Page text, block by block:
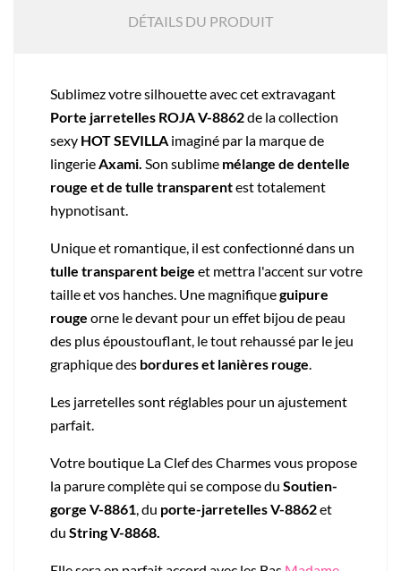
DÉTAILS DU PRODUIT
Sublimez votre silhouette avec cet extravagant
Porte jarretelles ROJA V-8862de la collection
sexy HOT SEVILLA imaginé par la marque de
lingerieAxami. Son sublime mélange de dentelle
rouge et de tulle transparentest totalement
hypnotisant.
Unique et romantique, il est confectionné dans un
tulle transparent beige et mettra l'accent sur votre
taille et vos hanches. Une magnifiqueguipure
rouge orne le devant pour un effet bijou de peau
des plus époustouflant, le tout rehaussé par le jeu
graphique des bordures et lanières rouge.
Les jarretelles sont réglables pour un ajustement
parfait.
Votre boutique La Clef des Charmes vous propose
la parure complète qui se compose du Soutien-
gorge V-8861, du porte-jarretelles V-8862et
du String V-8868.